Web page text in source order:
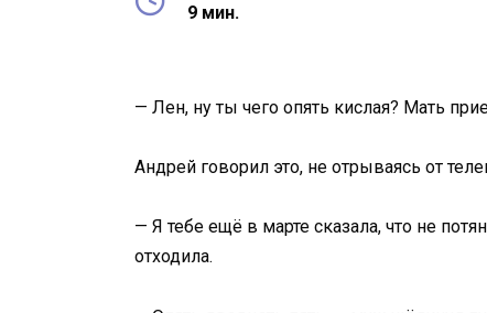
9 мин.
— Лен, ну ты чего опять кислая? Мать
Андрей говорил это, не отрываясь от
— Я тебе ещё в марте сказала, что не
отходила.